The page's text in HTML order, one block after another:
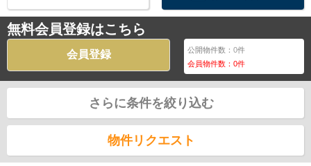
無料会員登録はこちら
会員登録 公開物件数：0件
会員物件数：0件
さらに条件を絞り込む
物件リクエスト